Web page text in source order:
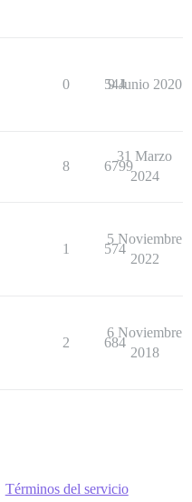
0 544
9 Junio 2020
8 6799
31 Marzo
2024
1 574
5 Noviembre
2022
2 684
6 Noviembre
2018
Términos del servicio